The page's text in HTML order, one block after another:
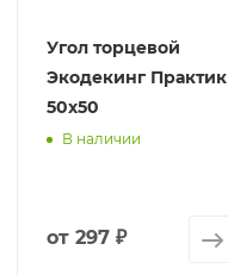
Угол торцевой
Экодекинг Практик
50х50
В наличии
от 297 ₽